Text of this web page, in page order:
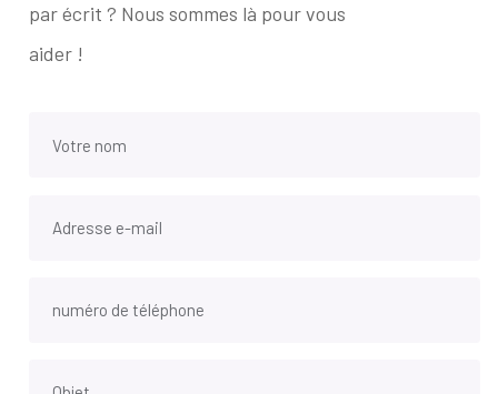
par écrit ? Nous sommes là pour vous
aider !